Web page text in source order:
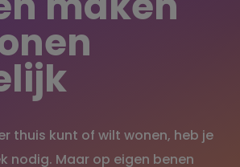
maken
thuis kunt of wilt wonen, heb je
nodig. Maar op eigen benen